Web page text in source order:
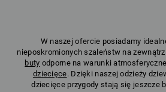
W naszej ofercie posiadamy
nieposkromionych szaleństw na
buty odporne na warunki
dziecięce. Dzięki naszej odzieży
dziecięce przygody stają się jeszcze